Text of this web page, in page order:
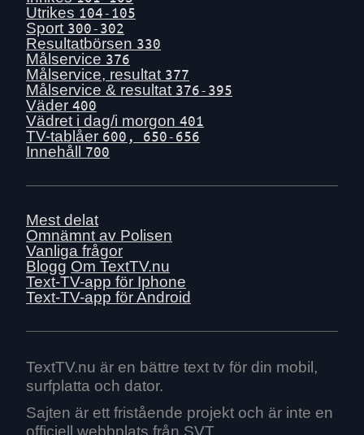
Fre 3 juli
Tors 2 juli
Ons 1 juli
Tis 30 juni
Mån 29 juni
Sön 28 juni
Lör 27 juni
Fre 26 juni
Ons 24 juni
Tis 23 juni
Mån 22 juni
Sön 21 juni
Tors 18 juni
Ons 17 juni
Tis 16 juni
Utrikes 104-105
Sport 300-302
Resultatbörsen 330
Målservice 376
Målservice, resultat 377
Målservice & resultat 376-395
Väder 400
Vädret i dag/i morgon 401
TV-tablåer 600, 650-656
Innehåll 700
Mest delat
Omnämnt av Polisen
Vanliga frågor
Blogg Om TextTV.nu
Text-TV-app för Iphone
Text-TV-app för Android
TextTV.nu är en bättre text tv för din mobil,
surfplatta och dator.
Sajten är ett fristående projekt och är inte en
officiell webbplats från SVT.